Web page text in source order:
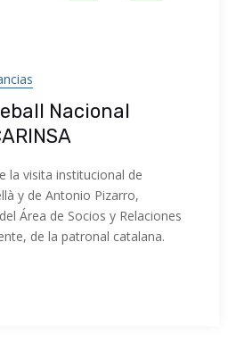
Nacional
la visita institucional de
y de Antonio Pizarro,
Área de Socios y Relaciones
de la patronal catalana.